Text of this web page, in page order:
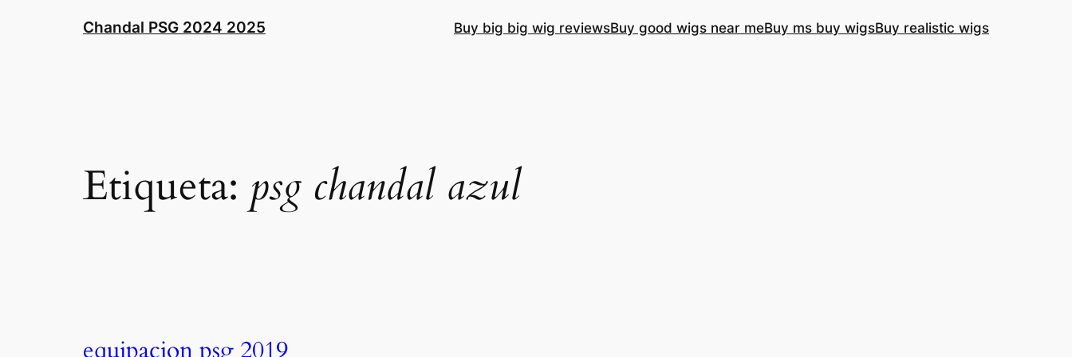
Chandal PSG 2024 2025 Buy big big wig reviewsBuy good wigs near meBuy ms buy wigsBuy realistic wigs
Etiqueta: psg chandal azul